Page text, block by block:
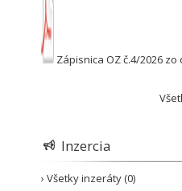
Zápisnica OZ č.4/2026 zo
Inzercia
› Všetky inzeráty (0)